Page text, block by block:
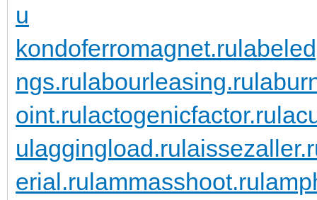
u
kondoferromagnet.ru
ngs.rulabourleasing.ru
oint.rulactogenicfactor.ru
ulaggingload.ru
erial.rulammasshoot.ru